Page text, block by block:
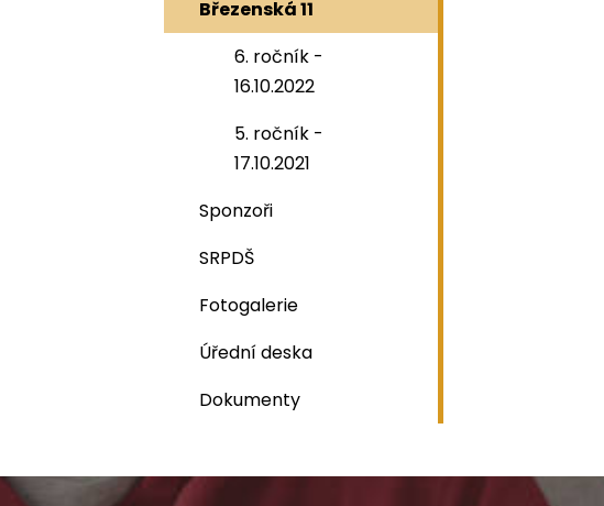
Březenská 11
6. ročník -
16.10.2022
5. ročník -
17.10.2021
Sponzoři
SRPDŠ
Fotogalerie
Úřední deska
Dokumenty